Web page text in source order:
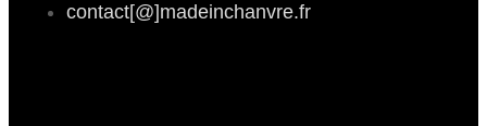
contact[@]madeinchanvre.fr